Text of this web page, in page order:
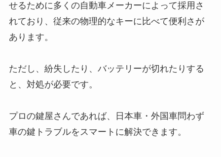
せるために多くの自動車メーカーによって採用さ
れており、従来の物理的なキーに比べて便利さが
あります。
ただし、紛失したり、バッテリーが切れたりする
と、対処が必要です。
プロの鍵屋さんであれば、日本車・外国車問わず
車の鍵トラブルをスマートに解決できます。